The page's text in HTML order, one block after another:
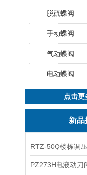
脱硫蝶阀
手动蝶阀
气动蝶阀
电动蝶阀
点击更
新品
RTZ-50Q楼栋调
PZ273H电液动刀